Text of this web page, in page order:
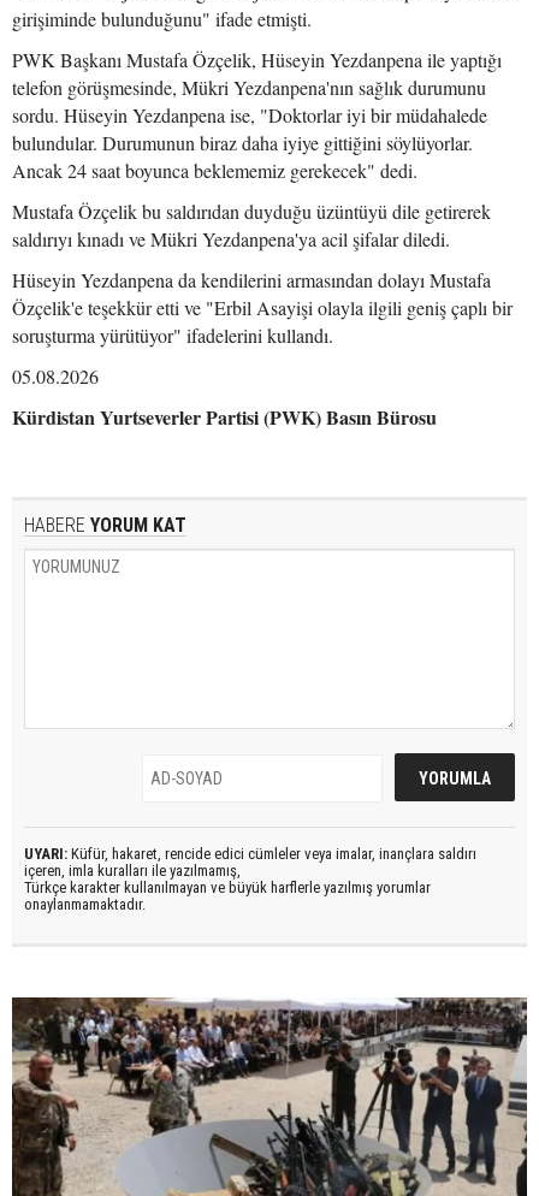
girişiminde bulunduğunu" ifade etmişti.
PWK Başkanı Mustafa Özçelik, Hüseyin Yezdanpena ile yaptığı
telefon görüşmesinde, Mükri Yezdanpena'nın sağlık durumunu
sordu. Hüseyin Yezdanpena ise, "Doktorlar iyi bir müdahalede
bulundular. Durumunun biraz daha iyiye gittiğini söylüyorlar.
Ancak 24 saat boyunca beklememiz gerekecek" dedi.
Mustafa Özçelik bu saldırıdan duyduğu üzüntüyü dile getirerek
saldırıyı kınadı ve Mükri Yezdanpena'ya acil şifalar diledi.
Hüseyin Yezdanpena da kendilerini armasından dolayı Mustafa
Özçelik'e teşekkür etti ve "Erbil Asayişi olayla ilgili geniş çaplı bir
soruşturma yürütüyor" ifadelerini kullandı.
05.08.2026
Kürdistan Yurtseverler Partisi (PWK) Basın Bürosu
HABERE YORUM KAT
UYARI: Küfür, hakaret, rencide edici cümleler veya imalar, inançlara saldırı
içeren, imla kuralları ile yazılmamış,
Türkçe karakter kullanılmayan ve büyük harflerle yazılmış yorumlar
onaylanmamaktadır.